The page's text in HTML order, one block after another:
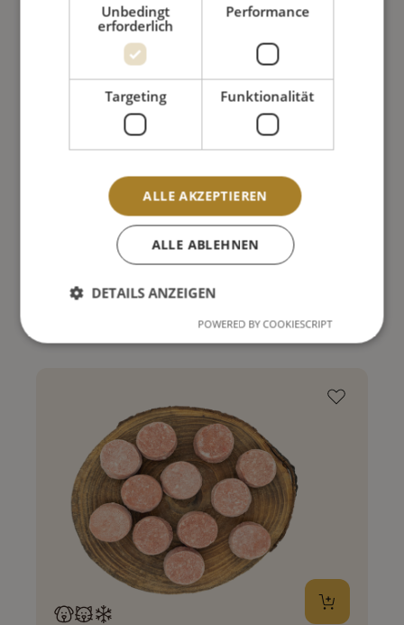
RINDMENÜ DER SAISON 1000G PORTIONSWARE
Preise inkl. MwSt. zzgl. Versandkosten
Unbedingt
erforderlich
Performance
Targeting Funktionalität
ALLE AKZEPTIEREN
ALLE ABLEHNEN
DETAILS ANZEIGEN
POWERED BY COOKIESCRIPT